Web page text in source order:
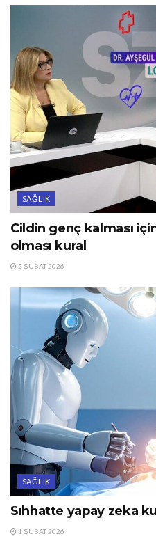
SAĞLIK
Cildin genç kalması
olması kural
2 ŞUBAT 2026
SAĞLIK
Sıhhatte yapay zeka
1 ŞUBAT 2026